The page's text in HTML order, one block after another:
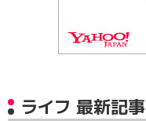
ライフ 最新記事